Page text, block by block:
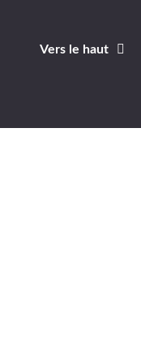
Vers le haut